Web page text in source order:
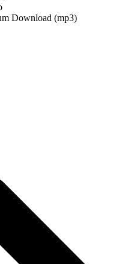
Down­load (mp3)